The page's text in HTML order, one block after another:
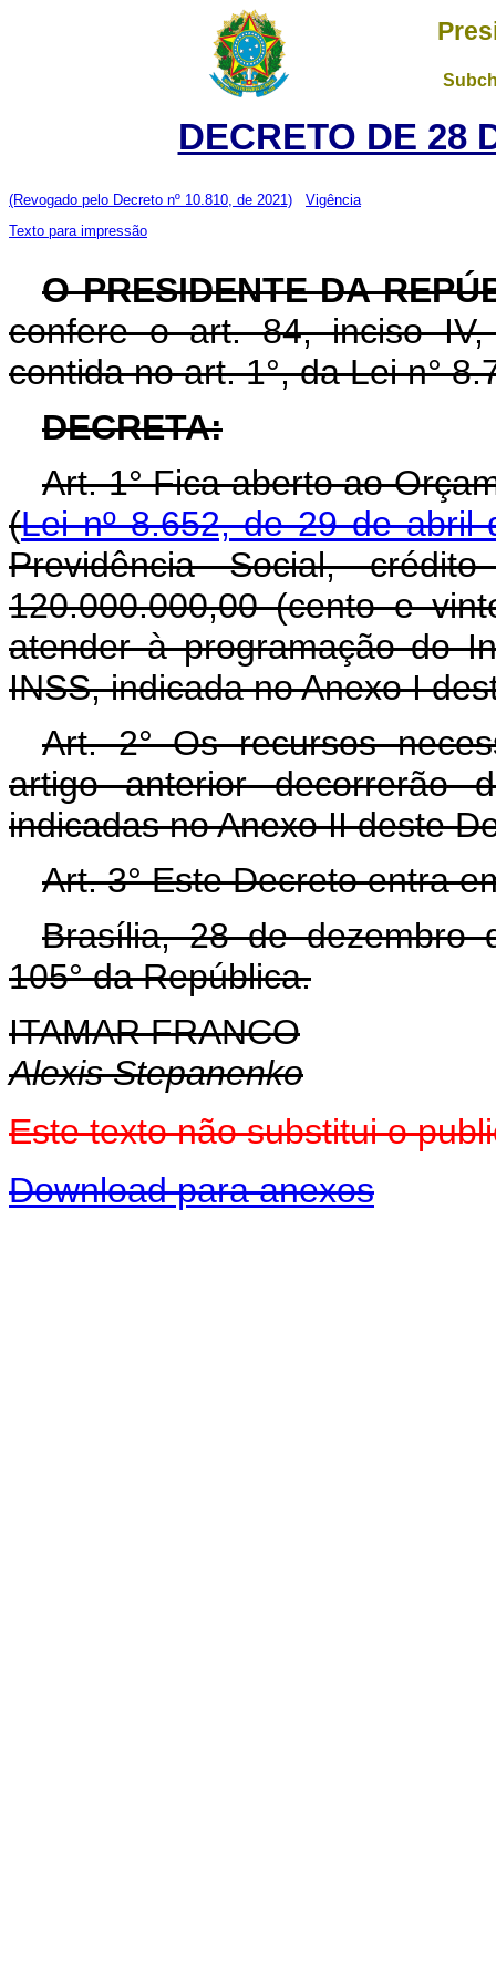
DECRETO DE 28
(Revogado pelo Decreto nº 10.810, de 2021)
Vigência
Texto para impressão
O PRESIDENTE DA
confere o art. 84, inciso
contida no art. 1°, da Lei n°
DECRETA:
Art. 1° Fica aberto ao
(Lei nº 8.652, de 29 de abril
Previdência Social,
120.000.000,00 (cento e
atender à programação do
INSS, indicada no Anexo I
Art. 2° Os recursos
artigo anterior decorrerão
indicadas no Anexo II deste
Art. 3° Este Decreto entra
Brasília, 28 de dezembro
105° da República.
ITAMAR FRANCO
Alexis Stepanenko
Este texto não substitui o
Download para anexos